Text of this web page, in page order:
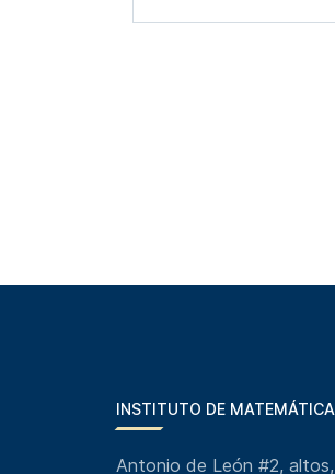
INSTITUTO DE
Antonio de León #2,